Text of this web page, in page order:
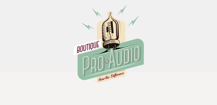
Boutique Pro Audio